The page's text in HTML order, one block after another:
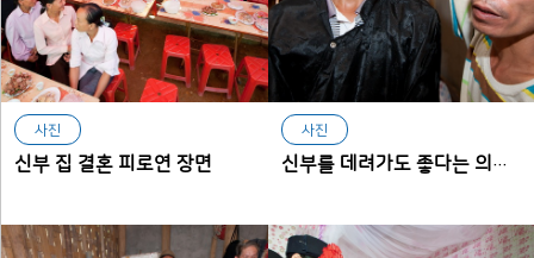
사진
신부 집 결혼 피로연 장면
사진
신부를 데려가도 좋다는 의미로 신랑 일행에게 확인도장을 찍어 주는 모습